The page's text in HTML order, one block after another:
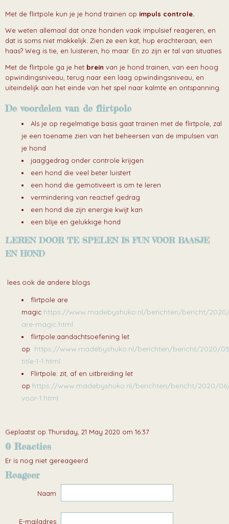
Met de flirtpole kun je je hond trainen op impuls controle.
We weten allemaal dat onze honden vaak impulsief reageren, en
dat is soms niet makkelijk. Zien ze een kat, hup erachteraan, een
haas? Weg is tie, en luisteren, ho maar. En zo zijn er tal van situaties
Met de flirtpole ga je het brein van je hond trainen, van een hoog
opwindingsniveau, terug naar een laag opwindingsniveau, en
uiteindelijk aan het einde van het spel naar kalmte en ontspanning.
De voordelen van de flirtpole
Als je op regelmatige basis gaat trainen met de flirtpole, zal
je een toename zien van het beheersen van de impulsen van
je hond
jaaggedrag onder controle krijgen
een hond die veel beter luistert
een hond die gemotiveert is om te leren
vermindering van reactief gedrag
een hond die zijn energie kwijt kan
een blije en gelukkige hond
LEREN DOOR TE SPELEN IS FUN VOOR BAASJE
EN HOND
lees ook de andere blogs
flirtpole are
magic https://www.madebyshuko.nl/berichten/bericht/
are-magic.html
flirtpole:aandachtsoefening let
op https://www.madebyshuko.nl/berichten/bericht/2020/
title-1-1.html
Flirtpole: zit, af en uitbreiding let
op https://www.madebyshuko.nl/berichten/bericht/2020/
voor-1.html
Geplaatst op Thursday, 21 May 2020 om 16:37
0 Reacties
Er is nog niet gereageerd
Reageer
Naam
E-mailadres